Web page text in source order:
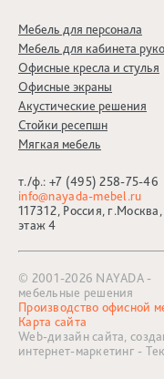
Мебель для персонала
Мебель для кабинета
Офисные кресла и стулья
Офисные экраны
Акустические решения
Стойки ресепшн
Мягкая мебель
т./ф.: +7 (495) 258-75-46
info@nayada-mebel.ru
117312, Россия,
этаж 4
© 2001-2026 NAYADA -
мебельные решения
Производство офисной
Карта сайта
Web-дизайн сайта,
интернет-маркетинг -